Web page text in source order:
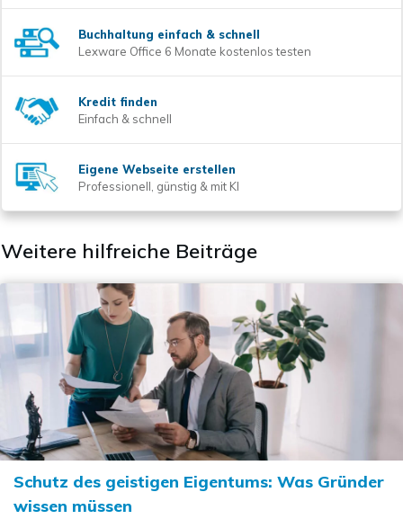
Buchhaltung einfach & schnell
Lexware Office 6 Monate kostenlos testen
Kredit finden
Einfach & schnell
Eigene Webseite erstellen
Professionell, günstig & mit KI
Weitere hilfreiche Beiträge
Schutz des geistigen Eigentums: Was Gründer
wissen müssen